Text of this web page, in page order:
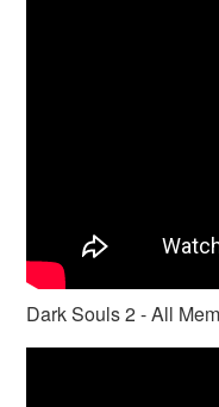
Dark Souls 2 - All